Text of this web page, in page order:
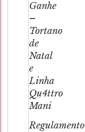
Ganhe
–
Tortano
de
Natal
e
Linha
Qu4ttro
Mani
Regulamento